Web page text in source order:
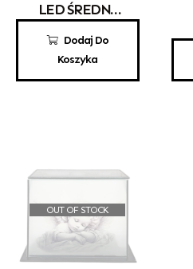
Dodaj Do
Koszyka
LED ŚREDNI
25,00 zł
OUT OF STOCK